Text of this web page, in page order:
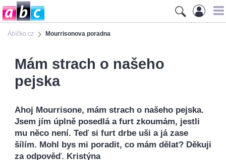
Ábíčko.cz Mourrisonova poradna
Mám strach o našeho
pejska
Ahoj Mourrisone, mám strach o našeho pejska.
Jsem jím úplně posedlá a furt zkoumám, jestli
mu něco není. Teď si furt drbe uši a já zase
šílím. Mohl bys mi poradit, co mám dělat? Děkuji
za odpověď. Kristýna